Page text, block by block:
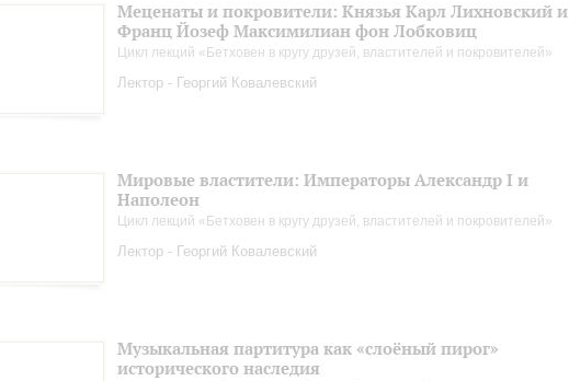
Меценаты и покровители: Князья Карл Лихновский и
Франц Йозеф Максимилиан фон Лобковиц
Цикл лекций «Бетховен в кругу друзей, властителей и покровителей»
Лектор - Георгий Ковалевский
Мировые властители: Императоры Александр I и
Наполеон
Цикл лекций «Бетховен в кругу друзей, властителей и покровителей»
Лектор - Георгий Ковалевский
Музыкальная партитура как «слоёный пирог»
исторического наследия